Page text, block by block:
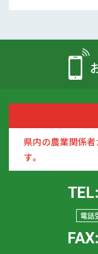
県内の農業関係
す。
電話